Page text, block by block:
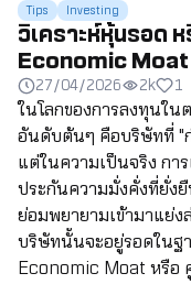
Tips Investing
วิเคราะห์หุ้นรอด
Economic Moat
27/04/2026 2k 1
ในโลกของการลงทุนใ
อันดับต้นๆ คือบริษัทที่ "ก
แต่ในความเป็นจริง กา
ประกันความมั่งคั่งที่ยั่งยื
ย่อมพยายามเข้ามาแย่
บริษัทนั้นจะอยู่รอดในฐ
Economic Moat หรือ